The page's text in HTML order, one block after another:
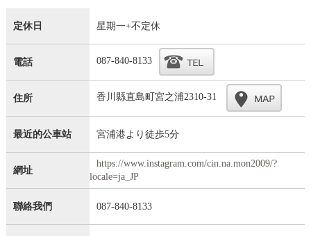
定休日 星期一+不定休
電話 087-840-8133
住所 香川縣直島町宮之浦2310-31
最近的公車站 宮浦港より徒歩5分
網址
https://www.instagram.com/cin.na.mon2009/?
locale=ja_JP
聯絡我們 087-840-8133